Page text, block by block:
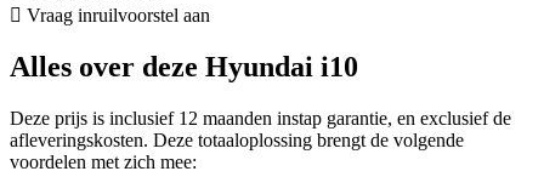
Vraag inruilvoorstel aan
Alles over deze Hyundai i10
Deze prijs is inclusief 12 maanden instap garantie, en exclusief de
afleveringskosten. Deze totaaloplossing brengt de volgende
voordelen met zich mee: